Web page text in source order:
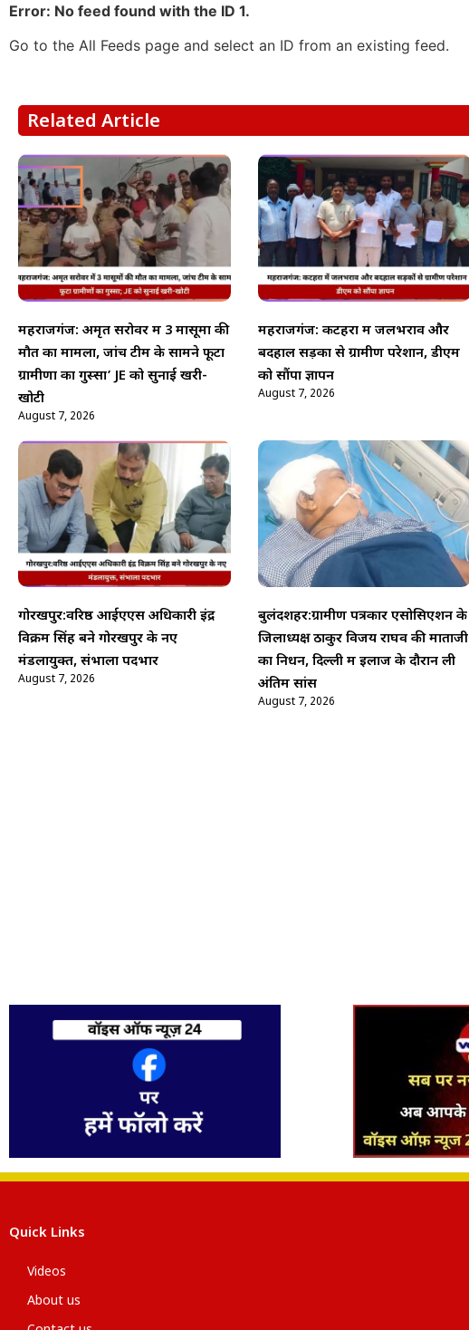
Error: No feed found with the ID 1.
Go to the All Feeds page and select an ID from an existing feed.
Related Article
महराजगंज: अमृत सरोवर में 3 मासूमों की
मौत का मामला, जांच टीम के सामने फूटा
ग्रामीणों का गुस्सा’ JE को सुनाई खरी-
खोटी
August 7, 2026
महराजगंज: कटहरा में जलभराव और
बदहाल सड़कों से ग्रामीण परेशान, डीएम
को सौंपा ज्ञापन
August 7, 2026
गोरखपुर:वरिष्ठ आईएएस अधिकारी इंद्र
विक्रम सिंह बने गोरखपुर के नए
मंडलायुक्त, संभाला पदभार
August 7, 2026
बुलंदशहर:ग्रामीण पत्रकार एसोसिएशन के
जिलाध्यक्ष ठाकुर विजय राघव की माताजी
का निधन, दिल्ली में इलाज के दौरान ली
अंतिम सांस
August 7, 2026
Quick Links
Videos
About us